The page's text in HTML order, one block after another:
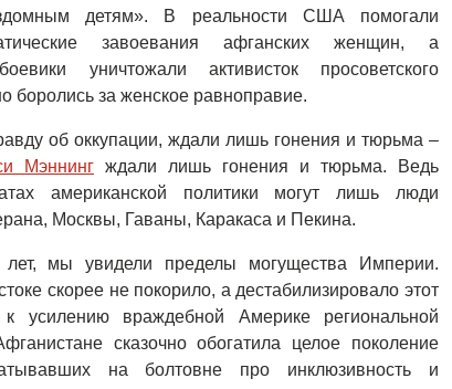
детям». В реальности США помогали
завоевания афганских женщин, а
уничтожали активисток просоветского
боролись за женское равноправие.
об оккупации, ждали лишь гонения и тюрьма –
Мэннинг ждали лишь гонения и тюрьма. Ведь
американской политики могут лишь люди
Москвы, Гаваны, Каракаса и Пекина.
мы увидели пределы могущества Империи.
скорее не покорило, а дестабилизировало этот
усилению враждебной Америке региональной
сказочно обогатила целое поколение
на болтовне про инклюзивность и